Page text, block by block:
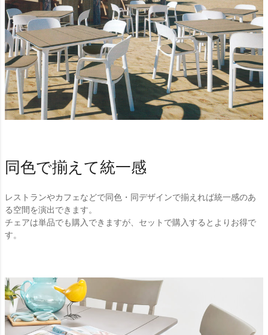
同色で揃えて統一感
レストランやカフェなどで同色・同デザインで揃えれば統一感のあ
る空間を演出できます。
チェアは単品でも購入できますが、セットで購入するとよりお得で
す。